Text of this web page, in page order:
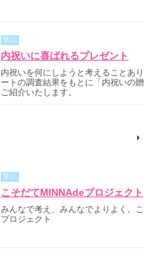
学ぶ
内祝いに喜ばれるプレゼント
内祝いを何にしようと考えることあ
ートの調査結果をもとに「内祝いの
ご紹介いたします。
学ぶ
こそだてMINNAdeプロジェクト
みんなで考え、みんなでよりよく。
プロジェクト